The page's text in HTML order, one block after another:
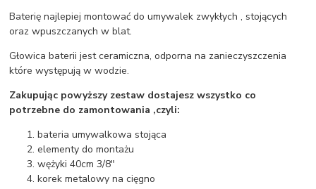
Baterię najlepiej montować do umywalek zwykłych , stojących
oraz wpuszczanych w blat.
Głowica baterii jest ceramiczna, odporna na zanieczyszczenia
które występują w wodzie.
Zakupując powyższy zestaw dostajesz wszystko co
potrzebne do zamontowania ,czyli:
bateria umywalkowa stojąca
elementy do montażu
wężyki 40cm 3/8"
korek metalowy na cięgno